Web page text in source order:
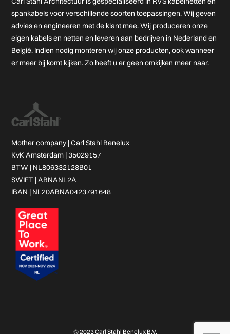
spankabels voor verschillende soorten toepassingen. Wij geven
advies en engineeren met de klant mee. Wij produceren onze
eigen kabels en netten en leveren aan bedrijven in Nederland en
België. Indien nodig monteren wij onze producten, ook wanneer
er meer bij komt kijken. Zo heeft u er geen omkijken meer naar.
Mother company |Carl Stahl Benelux
KvK Amsterdam | 35029157
BTW | NL806332128B01
SWIFT | ABNANL2A
IBAN | NL20ABNA0423791648
© 2023 Carl Stahl Benelux B.V.